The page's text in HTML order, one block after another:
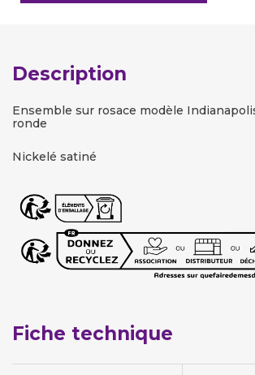
Description
Ensemble sur rosace modèle
ronde
Nickelé satiné
Fiche technique